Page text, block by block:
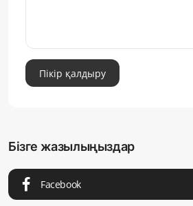
Пікір қалдыру
Бізге жазылыңыздар
Facebook